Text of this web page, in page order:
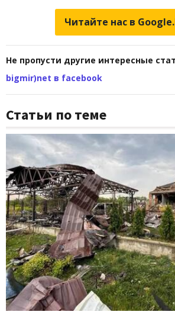
Читайте нас в
Не пропусти другие интересные
bigmir)net в facebook
Статьи по теме